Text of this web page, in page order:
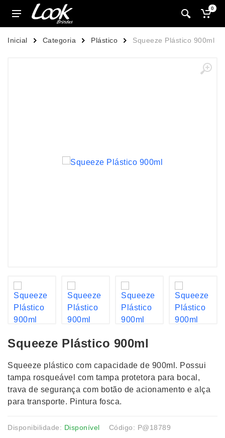
0
Inicial Categoria Plástico Squeeze Plástico 900ml
Squeeze Plástico 900ml
Squeeze plástico com capacidade de 900ml. Possui
tampa rosqueável com tampa protetora para bocal,
trava de segurança com botão de acionamento e alça
para transporte. Pintura fosca.
Disponibilidade: Disponível Código: P@18789